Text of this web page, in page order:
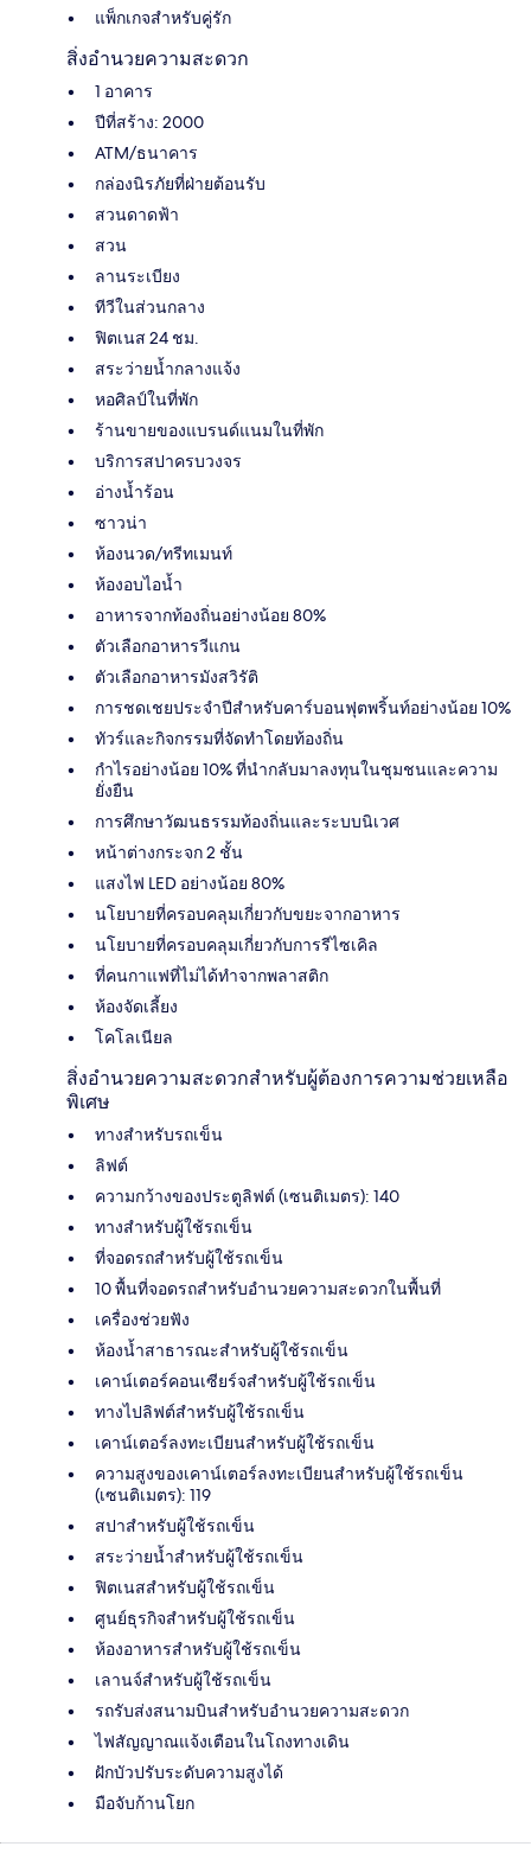
แพ็กเกจสำหรับคู่รัก
สิ่งอำนวยความสะดวก
1 อาคาร
ปีที่สร้าง: 2000
ATM/ธนาคาร
กล่องนิรภัยที่ฝ่ายต้อนรับ
สวนดาดฟ้า
สวน
ลานระเบียง
ทีวีในส่วนกลาง
ฟิตเนส 24 ชม.
สระว่ายน้ำกลางแจ้ง
หอศิลป์ในที่พัก
ร้านขายของแบรนด์แนมในที่พัก
บริการสปาครบวงจร
อ่างน้ำร้อน
ซาวน่า
ห้องนวด/ทรีทเมนท์
ห้องอบไอน้ำ
อาหารจากท้องถิ่นอย่างน้อย 80%
ตัวเลือกอาหารวีแกน
ตัวเลือกอาหารมังสวิรัติ
การชดเชยประจำปีสำหรับคาร์บอนฟุตพริ้นท์อย่างน้อย 10%
ทัวร์และกิจกรรมที่จัดทำโดยท้องถิ่น
กำไรอย่างน้อย 10% ที่นำกลับมาลงทุนในชุมชนและความ
ยั่งยืน
การศึกษาวัฒนธรรมท้องถิ่นและระบบนิเวศ
หน้าต่างกระจก 2 ชั้น
แสงไฟ LED อย่างน้อย 80%
นโยบายที่ครอบคลุมเกี่ยวกับขยะจากอาหาร
นโยบายที่ครอบคลุมเกี่ยวกับการรีไซเคิล
ที่คนกาแฟที่ไม่ได้ทำจากพลาสติก
ห้องจัดเลี้ยง
โคโลเนียล
สิ่งอำนวยความสะดวกสำหรับผู้ต้องการความช่วยเหลือ
พิเศษ
ทางสำหรับรถเข็น
ลิฟต์
ความกว้างของประตูลิฟต์ (เซนติเมตร): 140
ทางสำหรับผู้ใช้รถเข็น
ที่จอดรถสำหรับผู้ใช้รถเข็น
10 พื้นที่จอดรถสำหรับอำนวยความสะดวกในพื้นที่
เครื่องช่วยฟัง
ห้องน้ำสาธารณะสำหรับผู้ใช้รถเข็น
เคาน์เตอร์คอนเซียร์จสำหรับผู้ใช้รถเข็น
ทางไปลิฟต์สำหรับผู้ใช้รถเข็น
เคาน์เตอร์ลงทะเบียนสำหรับผู้ใช้รถเข็น
ความสูงของเคาน์เตอร์ลงทะเบียนสำหรับผู้ใช้รถเข็น
(เซนติเมตร): 119
สปาสำหรับผู้ใช้รถเข็น
สระว่ายน้ำสำหรับผู้ใช้รถเข็น
ฟิตเนสสำหรับผู้ใช้รถเข็น
ศูนย์ธุรกิจสำหรับผู้ใช้รถเข็น
ห้องอาหารสำหรับผู้ใช้รถเข็น
เลานจ์สำหรับผู้ใช้รถเข็น
รถรับส่งสนามบินสำหรับอำนวยความสะดวก
ไฟสัญญาณแจ้งเตือนในโถงทางเดิน
ฝักบัวปรับระดับความสูงได้
มือจับก้านโยก